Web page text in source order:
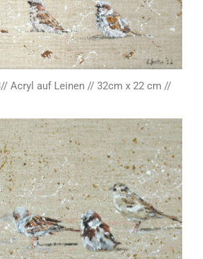
Acryl auf Leinen // 32cm x 22 cm //